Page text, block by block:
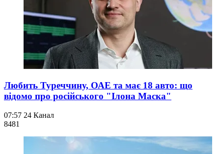
Любить Туреччину, ОАЕ та має 18 авто: що
відомо про російського "Ілона Маска"
07:57 24 Канал
8481